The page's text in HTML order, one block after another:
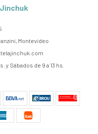
Montevideo
y Sábados de 9 a 13 hs.